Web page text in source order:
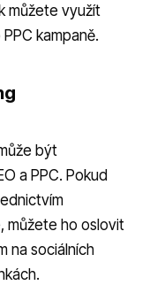
můžete využít
kampaně.
být
a PPC. Pokud
můžete ho oslovit
na sociálních